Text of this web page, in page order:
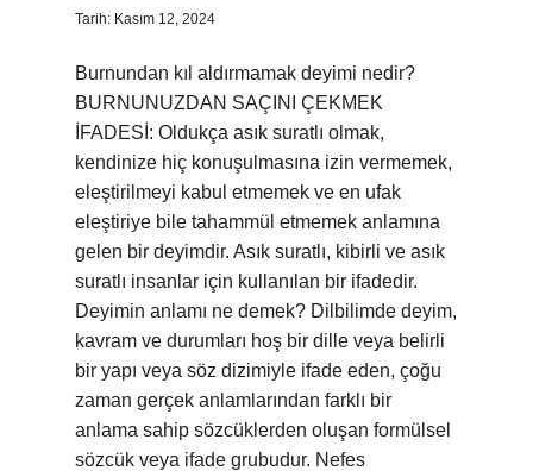
Tarih: Kasım 12, 2024
Burnundan kıl aldırmamak deyimi nedir?
BURNUNUZDAN SAÇINI ÇEKMEK
İFADESİ: Oldukça asık suratlı olmak,
kendinize hiç konuşulmasına izin vermemek,
eleştirilmeyi kabul etmemek ve en ufak
eleştiriye bile tahammül etmemek anlamına
gelen bir deyimdir. Asık suratlı, kibirli ve asık
suratlı insanlar için kullanılan bir ifadedir.
Deyimin anlamı ne demek? Dilbilimde deyim,
kavram ve durumları hoş bir dille veya belirli
bir yapı veya söz dizimiyle ifade eden, çoğu
zaman gerçek anlamlarından farklı bir
anlama sahip sözcüklerden oluşan formülsel
sözcük veya ifade grubudur. Nefes